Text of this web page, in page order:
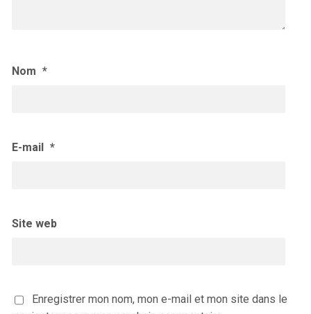
Nom *
E-mail *
Site web
Enregistrer mon nom, mon e-mail et mon site dans le